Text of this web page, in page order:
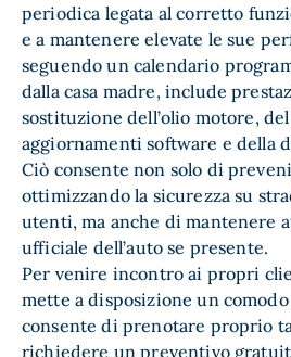
periodica legata al corretto
e a mantenere elevate le sue
seguendo un calendario
dalla casa madre, include
sostituzione dell’olio motore,
aggiornamenti software e della
Ciò consente non solo di
ottimizzando la sicurezza su
utenti, ma anche di mantenere
ufficiale dell’auto se presente.
Per venire incontro ai propri
mette a disposizione un
consente di prenotare proprio
richiedere un preventivo